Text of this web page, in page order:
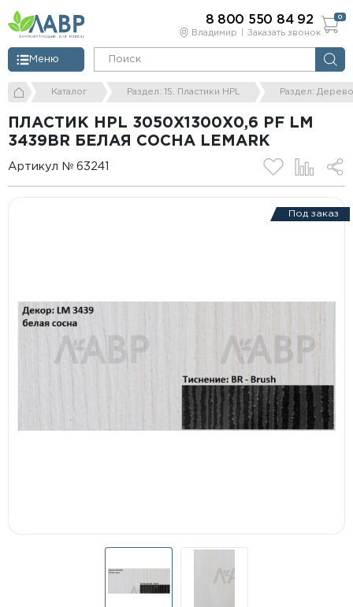
Владимир Заказать звонок
Меню
8 800 550 84 92 0
Каталог Раздел: 15. Пластики HPL Раздел:
ПЛАСТИК HPL 3050Х1300Х0,6 PF LM
3439BR БЕЛАЯ СОСНА LEMARK
Артикул № 63241
Под заказ